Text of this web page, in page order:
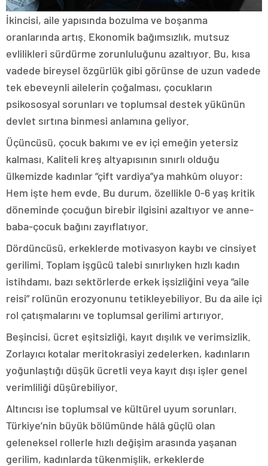
İkincisi, aile yapısında bozulma ve boşanma
oranlarında artış. Ekonomik bağımsızlık, mutsuz
evlilikleri sürdürme zorunluluğunu azaltıyor. Bu, kısa
vadede bireysel özgürlük gibi görünse de uzun vadede
tek ebeveynli ailelerin çoğalması, çocukların
psikososyal sorunları ve toplumsal destek yükünün
devlet sırtına binmesi anlamına geliyor.
Üçüncüsü, çocuk bakımı ve ev içi emeğin yetersiz
kalması. Kaliteli kreş altyapısının sınırlı olduğu
ülkemizde kadınlar “çift vardiya”ya mahkûm oluyor:
Hem işte hem evde. Bu durum, özellikle 0-6 yaş kritik
döneminde çocuğun birebir ilgisini azaltıyor ve anne-
baba-çocuk bağını zayıflatıyor.
Dördüncüsü, erkeklerde motivasyon kaybı ve cinsiyet
gerilimi. Toplam işgücü talebi sınırlıyken hızlı kadın
istihdamı, bazı sektörlerde erkek işsizliğini veya “aile
reisi” rolünün erozyonunu tetikleyebiliyor. Bu da aile içi
rol çatışmalarını ve toplumsal gerilimi artırıyor.
Beşincisi, ücret eşitsizliği, kayıt dışılık ve verimsizlik.
Zorlayıcı kotalar meritokrasiyi zedelerken, kadınların
yoğunlaştığı düşük ücretli veya kayıt dışı işler genel
verimliliği düşürebiliyor.
Altıncısı ise toplumsal ve kültürel uyum sorunları.
Türkiye’nin büyük bölümünde hâlâ güçlü olan
geleneksel rollerle hızlı değişim arasında yaşanan
gerilim, kadınlarda tükenmişlik, erkeklerde